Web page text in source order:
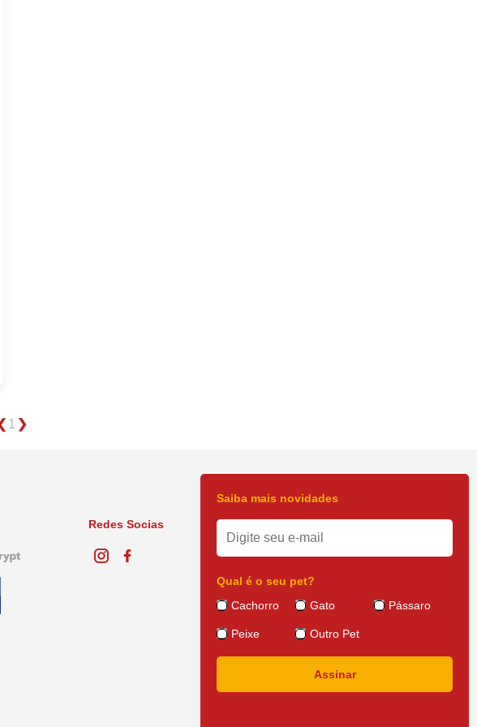
1
Redes Socias
Saiba mais novidades
Qual é o seu pet?
Cachorro
Gato Pássaro
Peixe Outro Pet